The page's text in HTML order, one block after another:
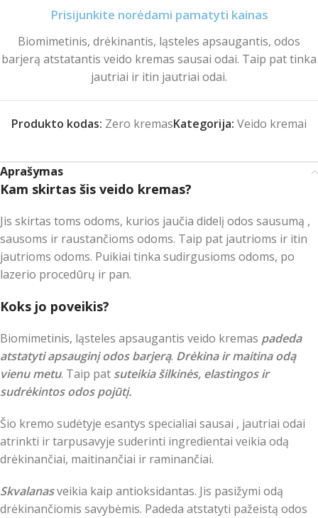
Prisijunkite norėdami pamatyti kainas
Biomimetinis, drėkinantis, ląsteles apsaugantis, odos
barjerą atstatantis veido kremas sausai odai. Taip pat tinka
jautriai ir itin jautriai odai.
Produkto kodas: Zero kremasKategorija: Veido kremai
Aprašymas
Kam skirtas šis veido kremas?
Jis skirtas toms odoms, kurios jaučia didelį odos sausumą ,
sausoms ir raustančioms odoms. Taip pat jautrioms ir itin
jautrioms odoms. Puikiai tinka sudirgusioms odoms, po
lazerio procedūrų ir pan.
Koks jo poveikis?
Biomimetinis, ląsteles apsaugantis veido kremas padeda
atstatyti apsauginį odos barjerą. Drėkina ir maitina odą
vienu metu. Taip pat suteikia šilkinės, elastingos ir
sudrėkintos odos pojūtį.
Šio kremo sudėtyje esantys specialiai sausai , jautriai odai
atrinkti ir tarpusavyje suderinti ingredientai veikia odą
drėkinančiai, maitinančiai ir raminančiai.
Skvalanasveikia kaip antioksidantas. Jis pasižymi odą
drėkinančiomis savybėmis. Padeda atstatyti pažeistą odos